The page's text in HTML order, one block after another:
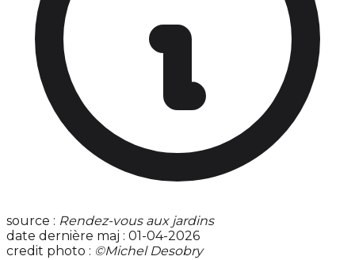
source : Rendez-vous aux jardins
date dernière maj : 01-04-2026
credit photo : ©Michel Desobry